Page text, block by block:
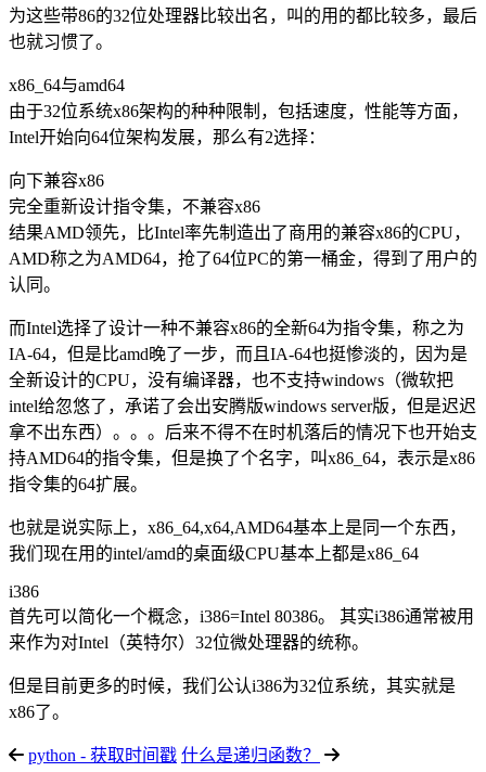
为这些带86的32位处理器比较出名，叫的用的都比较多，最后
也就习惯了。
x86_64与amd64
由于32位系统x86架构的种种限制，包括速度，性能等方面，
Intel开始向64位架构发展，那么有2选择：
向下兼容x86
完全重新设计指令集，不兼容x86
结果AMD领先，比Intel率先制造出了商用的兼容x86的CPU，
AMD称之为AMD64，抢了64位PC的第一桶金，得到了用户的
认同。
而Intel选择了设计一种不兼容x86的全新64为指令集，称之为
IA-64，但是比amd晚了一步，而且IA-64也挺惨淡的，因为是
全新设计的CPU，没有编译器，也不支持windows（微软把
intel给忽悠了，承诺了会出安腾版windows server版，但是迟迟
拿不出东西）。。。后来不得不在时机落后的情况下也开始支
持AMD64的指令集，但是换了个名字，叫x86_64，表示是x86
指令集的64扩展。
也就是说实际上，x86_64,x64,AMD64基本上是同一个东西，
我们现在用的intel/amd的桌面级CPU基本上都是x86_64
i386
首先可以简化一个概念，i386=Intel 80386。 其实i386通常被用
来作为对Intel（英特尔）32位微处理器的统称。
但是目前更多的时候，我们公认i386为32位系统，其实就是
x86了。
python - 获取时间戳 什么是递归函数？